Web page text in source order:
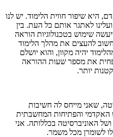
היא שיפור חווית הלימוד. יש לנו
לאתגר אותם כל העת. בין
שימוש בטכנולוגיות הוראה
להעצים את מהלך הלימוד
יהיה מקוון, והוא יושלם
את מספר שעות ההוראה
יותר.
שאני מייחס לה חשיבות
והפתיחות המחשבתית
האוניברסיטה בכללותה. אני
לשומרן מכל משמר.